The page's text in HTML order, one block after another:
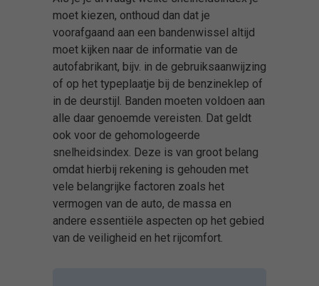
moet kiezen, onthoud dan dat je
voorafgaand aan een bandenwissel altijd
moet kijken naar de informatie van de
autofabrikant, bijv. in de gebruiksaanwijzing
of op het typeplaatje bij de benzineklep of
in de deurstijl. Banden moeten voldoen aan
alle daar genoemde vereisten. Dat geldt
ook voor de gehomologeerde
snelheidsindex. Deze is van groot belang
omdat hierbij rekening is gehouden met
vele belangrijke factoren zoals het
vermogen van de auto, de massa en
andere essentiële aspecten op het gebied
van de veiligheid en het rijcomfort.